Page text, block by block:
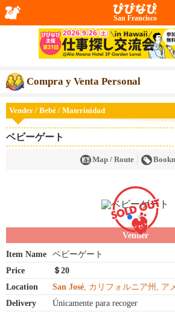
San Francisco
Compra y Venta Personal
Vender / Bebé / Materinidad
ベビーゲート
Map / Route
Vender
Item Name
ベビーゲート
Price
＄20
Location
San José, カリフォルニア州, ア
Delivery
Únicamente para recoger